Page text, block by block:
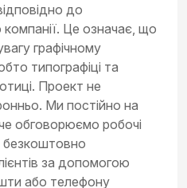
до
Це означає, що
графічному
типографіці та
Проект не
Ми постійно на
обговорюємо робочі
безкоштовно
за допомогою
або телефону